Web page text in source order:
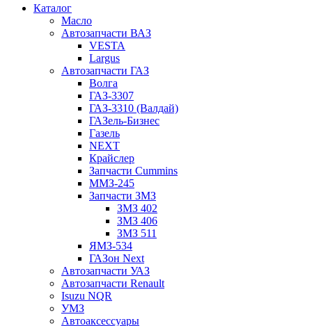
Каталог
Масло
Автозапчасти ВАЗ
VESTA
Largus
Автозапчасти ГАЗ
Волга
ГАЗ-3307
ГАЗ-3310 (Валдай)
ГАЗель-Бизнес
Газель
NEXT
Крайслер
Запчасти Cummins
ММЗ-245
Запчасти ЗМЗ
ЗМЗ 402
ЗМЗ 406
ЗМЗ 511
ЯМЗ-534
ГАЗон Next
Автозапчасти УАЗ
Автозапчасти Renault
Isuzu NQR
УМЗ
Автоаксессуары